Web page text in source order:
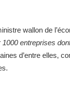
wallon de
1000 entreprises
d’entre elles,